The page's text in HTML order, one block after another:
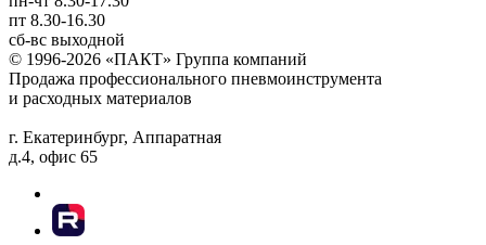
пт 8.30-16.30
сб-вс выходной
© 1996-2026 «ПАКТ» Группа компаний
Продажа профессионального пневмоинструмента
и расходных материалов
г. Екатеринбург, Аппаратная
д.4, офис 65